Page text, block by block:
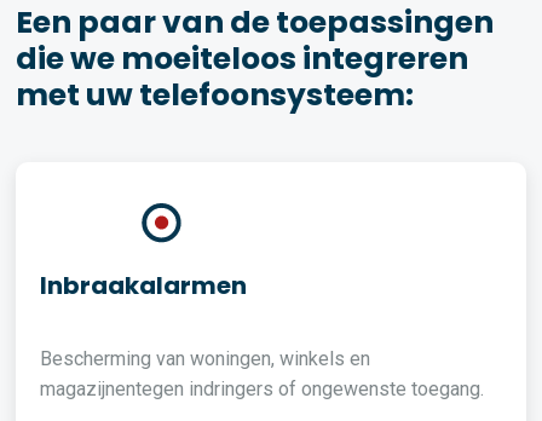
Een paar van de toepassingen
die we moeiteloos integreren
met uw telefoonsysteem:
Inbraakalarmen
Bescherming van woningen, winkels en
magazijnentegen indringers of ongewenste toegang.